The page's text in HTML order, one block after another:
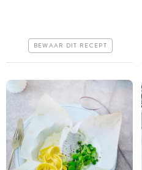
BEWAAR DIT RECEPT